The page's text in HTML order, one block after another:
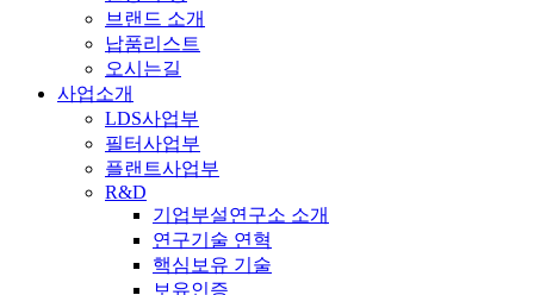
브랜드 소개
납품리스트
오시는길
사업소개
LDS사업부
필터사업부
플랜트사업부
R&D
기업부설연구소 소개
연구기술 연혁
핵심보유 기술
보유인증